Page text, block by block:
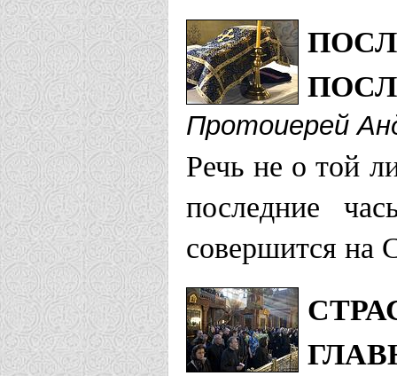
Протоиерей
Речь не о той
последние
совершится на